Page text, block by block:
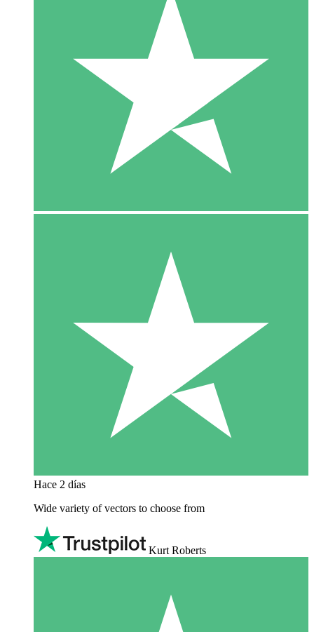
Hace 2 días
Wide variety of vectors to choose from
Kurt Roberts